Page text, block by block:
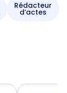
Rédacteur
d’actes